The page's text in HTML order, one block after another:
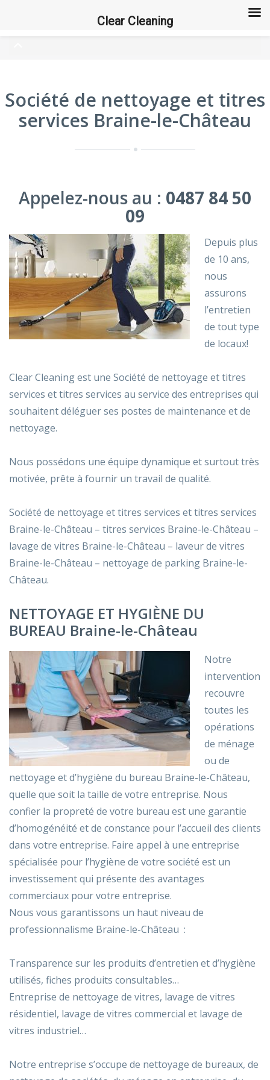
Société de nettoyage et titres
services Braine-le-Château
Appelez-nous au : 0487 84 50
09
Depuis plus
de 10 ans,
nous
assurons
l’entretien
de tout type
de locaux!
Clear Cleaning est une Société de nettoyage et titres
services et titres services au service des entreprises qui
souhaitent déléguer ses postes de maintenance et de
nettoyage.
Nous possédons une équipe dynamique et surtout très
motivée, prête à fournir un travail de qualité.
Société de nettoyage et titres services et titres services
Braine-le-Château – titres services Braine-le-Château –
lavage de vitres Braine-le-Château – laveur de vitres
Braine-le-Château – nettoyage de parking Braine-le-
Château.
NETTOYAGE ET HYGIÈNE DU
BUREAU Braine-le-Château
Notre
intervention
recouvre
toutes les
opérations
de ménage
ou de
nettoyage et d’hygiène du bureau Braine-le-Château,
quelle que soit la taille de votre entreprise. Nous
confier la propreté de votre bureau est une garantie
d’homogénéité et de constance pour l’accueil des clients
dans votre entreprise. Faire appel à une entreprise
spécialisée pour l’hygiène de votre société est un
investissement qui présente des avantages
commerciaux pour votre entreprise.
Nous vous garantissons un haut niveau de
professionnalisme Braine-le-Château :
Transparence sur les produits d’entretien et d’hygiène
utilisés, fiches produits consultables…
Entreprise de nettoyage de vitres, lavage de vitres
résidentiel, lavage de vitres commercial et lavage de
vitres industriel…
Notre entreprise s’occupe de nettoyage de bureaux, de
Clear Cleaning